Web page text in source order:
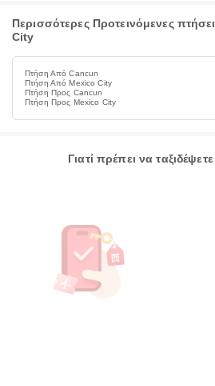
Περισσότερες Προτεινόμενες
City
Πτήση Από Cancun
Πτήση Από Mexico City
Πτήση Προς Cancun
Πτήση Προς Mexico City
Γιατί πρέπει να